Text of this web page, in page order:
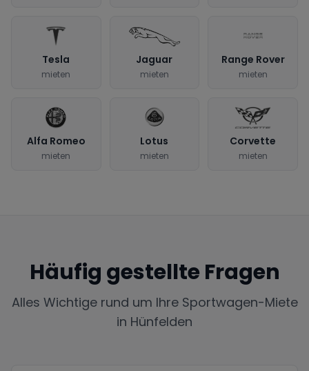
Tesla
mieten
Jaguar
mieten
Range Rover
mieten
Alfa Romeo
mieten
Lotus
mieten
Corvette
mieten
Häufig gestellte Fragen
Alles Wichtige rund um Ihre Sportwagen-Miete
in Hünfelden